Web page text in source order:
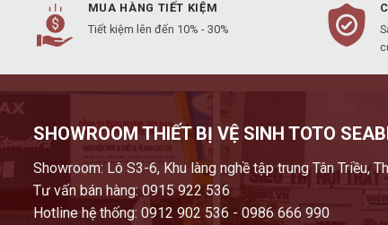
MUA HÀNG TIẾT KIỆM
Tiết kiệm lên đến 10% - 30%
SHOWROOM THIẾT BỊ VỆ SINH TOTO
Showroom: Lô S3-6, Khu làng nghề tập trung Tân Triều,
Tư vấn bán hàng: 0915 922 536
Hotline hệ thống: 0912 902 536 - 0986 666 990